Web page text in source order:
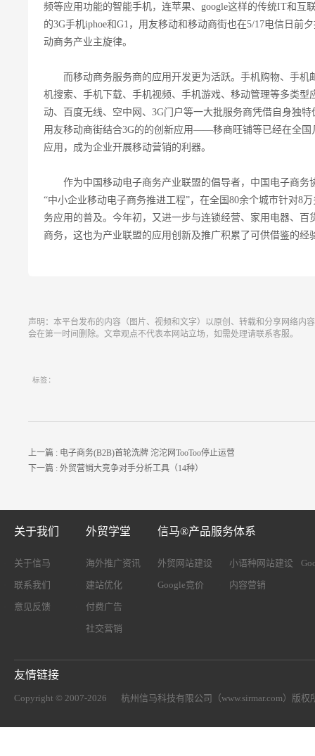
频等应用功能的智能手机，连苹果、google这样的传统IT和互
的3G手机iphoe和G1，用友移动和移动商街也在5/17电信日前
动商务产业主旋律。
而移动商务服务商的应用开发更为活跃。手机购物、手机
机搜索、手机下载、手机视频、手机游戏、移动管理等多类型
动、百度无线、空中网、3G门户等一大批服务商凭借自身独
用友移动商街结合3G的的创新应用——移商旺铺等已经在全国
应用，成为企业开展移动营销的利器。
作为中国移动电子商务产业联盟的倡导者，中国电子商务
“中小企业移动电子商务推进工程”，在全国80余个城市针对8
务应用的普及。今年初，又进一步与连锁经营、家用电器、百
商务，这也为产业联盟的应用创新及推广积累了可供借鉴的经
声明：本平台发布的内容（图片、视频和文字）以原创、转载和分享网络内
会在第一时间删除。文章观点不代表本网站立场，如需处理请联系客服。
标签：
上一篇 : 电子商务(B2B)首轮洗牌 沱沱网TooToo停止运营
下一篇 : 外贸营销大竞争对手分析工具（14种）
关于我们
关于信马
联系我们
意见反馈
外贸学堂
海外推广资讯
建站优化
付费广告
社交营销
信马®产品服务体系
外贸网站建设 小语种网站建设
Google竞价 内容营销
友情链接
Copyright © 2007-2026 杭州信马科技有限公司（www.sirmar.com） 版权